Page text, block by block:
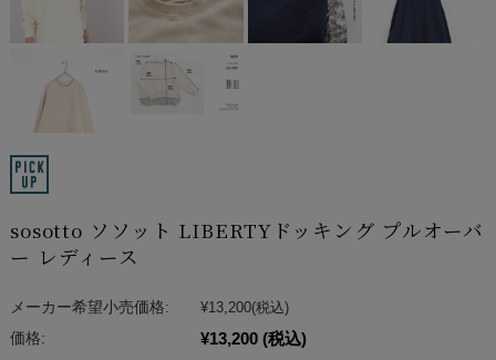
sosotto ソソット LIBERTYドッキング プルオーバ
ー レディース
メーカー希望小売価格: ¥13,200(税込)
価格:
¥13,200 (税込)